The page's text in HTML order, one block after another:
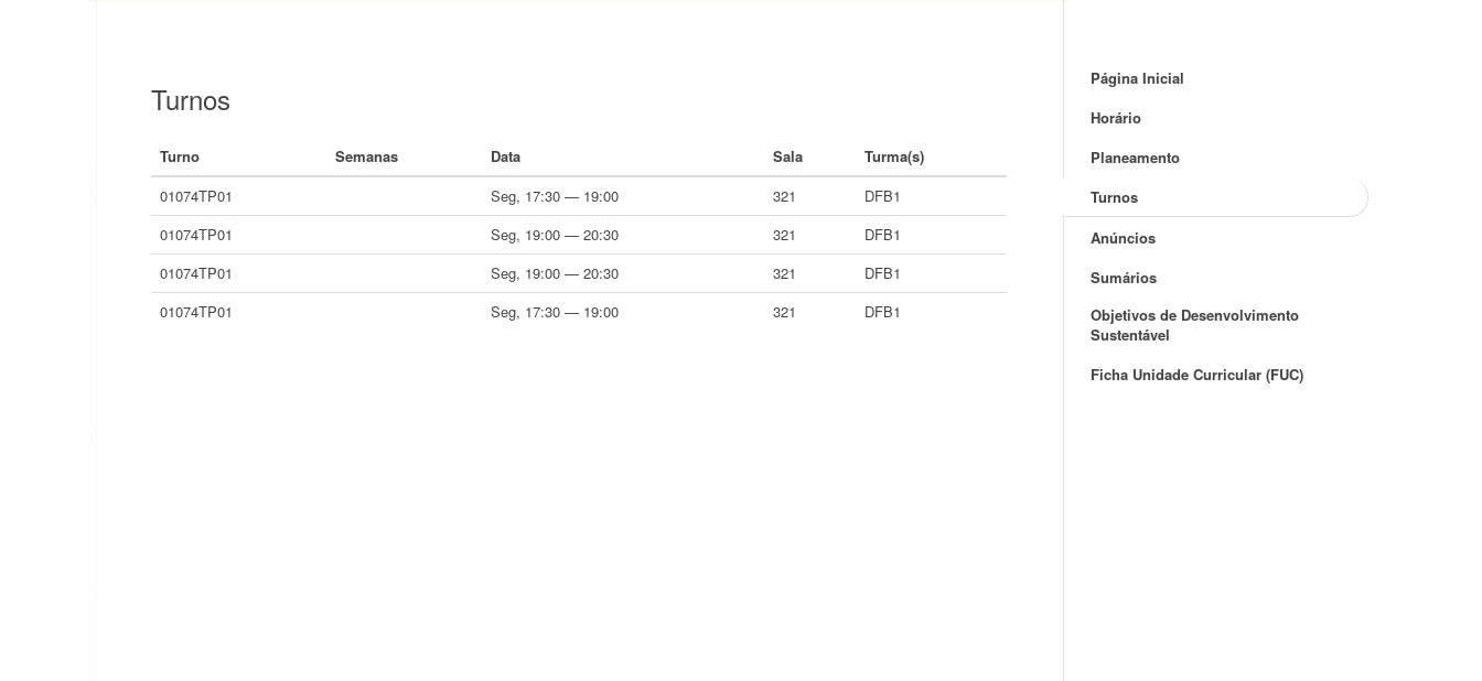
Turnos
Turno Semanas Data Sala
Turma(s)
01074TP01
Seg, 17:30 — 19:00 321
DFB1
01074TP01
Seg, 19:00 — 20:30 321
DFB1
01074TP01
Seg, 19:00 — 20:30 321
DFB1
01074TP01
Seg, 17:30 — 19:00 321 DFB1
Página Inicial
Horário
Planeamento
Turnos
Anúncios
Sumários
Objetivos de Desenvolvimento
Sustentável
Ficha Unidade Curricular (FUC)